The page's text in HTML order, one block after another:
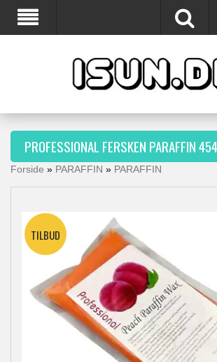
PROFESSIONAL FERSKEN PARAFFIN
Forside » PARAFFIN » PARAFFIN